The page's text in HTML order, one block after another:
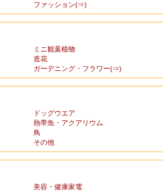
ファッション(⇒)
ミニ観葉植物
造花
ガーデニング・フラワー(⇒)
ドッグウエア
熱帯魚・アクアリウム
鳥
その他
美容・健康家電